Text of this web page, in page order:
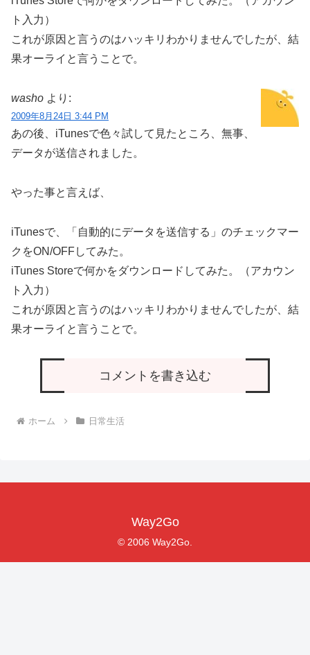
ト入力）
これが原因と言うのはハッキリわかりませんでしたが、結
果オーライと言うことで。
washo より:
2009年8月24日 3:44 PM
あの後、iTunesで色々試して見たところ、無事、
データが送信されました。
やった事と言えば、
iTunesで、「自動的にデータを送信する」のチェックマー
クをON/OFFしてみた。
iTunes Storeで何かをダウンロードしてみた。（アカウン
ト入力）
これが原因と言うのはハッキリわかりませんでしたが、結
果オーライと言うことで。
コメントを書き込む
ホーム 日常生活
Way2Go
© 2006 Way2Go.